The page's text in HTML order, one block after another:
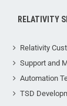
RELATIVITY
Relativity
Support and
Automation
TSD